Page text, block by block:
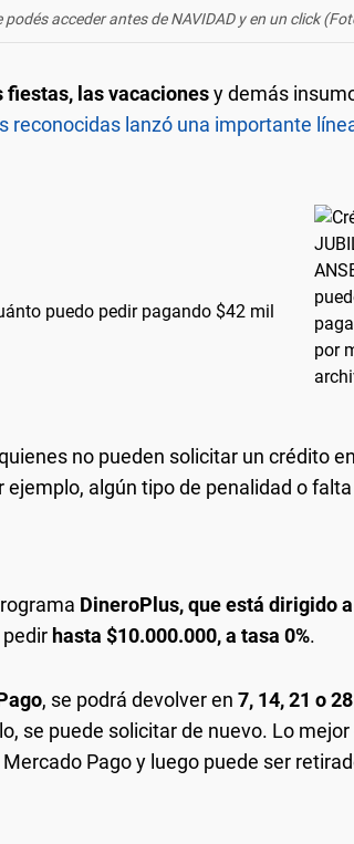
podés acceder antes de NAVIDAD y en un click
fiestas, las vacacionesy demás
reconocidas lanzó una importante
puedo pedir pagando $42 mil
no pueden solicitar un crédito
algún tipo de penalidad o falta
DineroPlus,que está dirigido
pedir hasta $10.000.000, a tasa 0%.
, se podrá devolver en 7, 14, 21 o
se puede solicitar de nuevo. Lo mejor
Pago y luego puede ser